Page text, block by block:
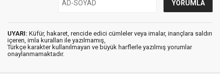
UYARI: Küfür, hakaret, rencide edici cümleler veya imalar, inançlara saldırı
içeren, imla kuralları ile yazılmamış,
Türkçe karakter kullanılmayan ve büyük harflerle yazılmış yorumlar
onaylanmamaktadır.